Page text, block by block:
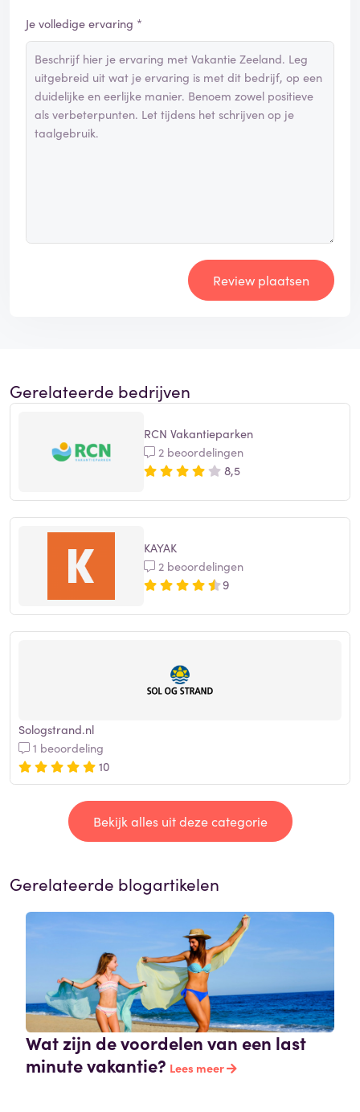
Je volledige ervaring *
Review plaatsen
Gerelateerde bedrijven
RCN Vakantieparken
2 beoordelingen
8,5
KAYAK
2 beoordelingen
9
Sologstrand.nl
1 beoordeling
10
Bekijk alles uit deze categorie
Gerelateerde blogartikelen
Wat zijn de voordelen van een last
minute vakantie? Lees meer